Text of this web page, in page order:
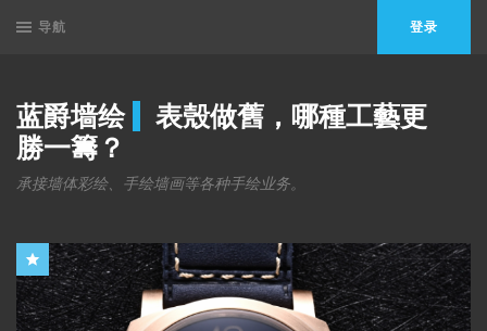
导航 登录
蓝爵墙绘
表殼做舊，哪種工藝更
勝一籌？
承接墙体彩绘、手绘墙画等各种手绘业务。